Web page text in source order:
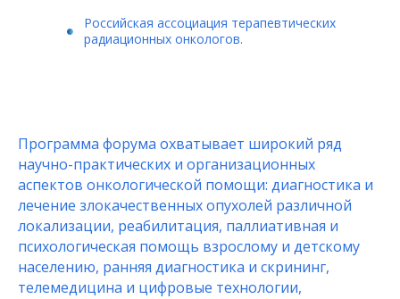
Российская ассоциация терапевтических
радиационных онкологов.
Программа форума охватывает широкий ряд
научно-практических и организационных
аспектов онкологической помощи: диагностика и
лечение злокачественных опухолей различной
локализации, реабилитация, паллиативная и
психологическая помощь взрослому и детскому
населению, ранняя диагностика и скрининг,
телемедицина и цифровые технологии,